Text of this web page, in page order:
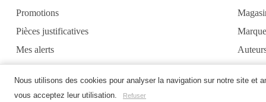
Nous utilisons des cookies pour analyser la navigation sur notre site et
vous acceptez leur utilisation.
Refuser
Promotions
Pièces justificatives
Mes alerts